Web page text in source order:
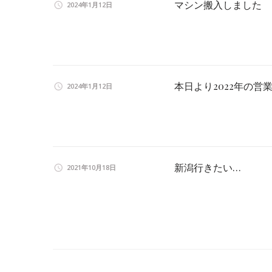
2024年1月12日 マシン搬入しました
2024年1月12日 本日より2022年の営
2021年10月18日 新潟行きたい…